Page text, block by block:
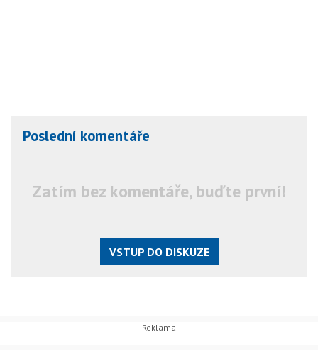
Poslední komentáře
Zatím bez komentáře, buďte první!
VSTUP DO DISKUZE